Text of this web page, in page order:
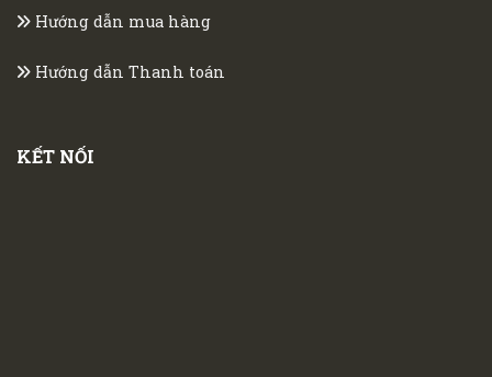
Hướng dẫn mua hàng
Hướng dẫn Thanh toán
KẾT NỐI